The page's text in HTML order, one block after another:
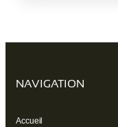
NAVIGATION
Accueil